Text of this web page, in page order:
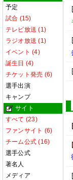
予定
試合 (15)
テレビ放送 (1)
ラジオ放送 (1)
イベント (4)
誕生日 (4)
チケット発売 (6)
選手出演
キャンプ
サイト
すべて (23)
ファンサイト (6)
チーム公式 (16)
選手公式
著名人
メディア